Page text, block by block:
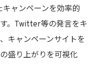
ャンペーンを効率的
。Twitter等の発言をキ
キャンペーンサイトを
盛り上がりを可視化